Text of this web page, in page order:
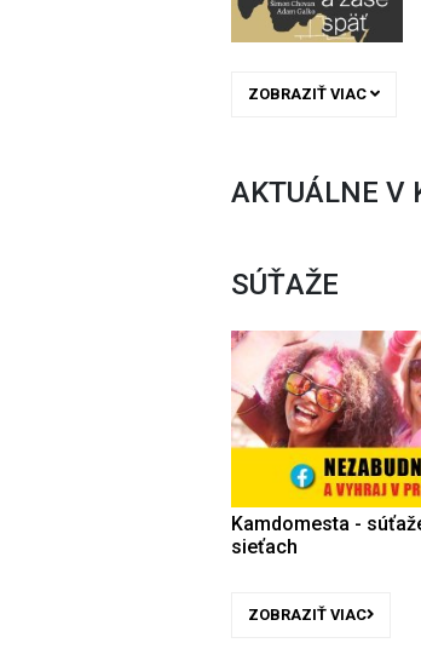
ZOBRAZIŤ VIAC
AKTUÁLNE V
SÚŤAŽE
Kamdomesta -
sieťach
ZOBRAZIŤ VIAC